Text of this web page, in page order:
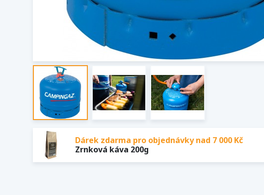
Dárek zdarma pro objednávky nad 7 000 Kč
Zrnková káva 200g